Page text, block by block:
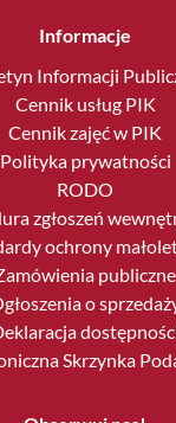
Informacje
Informacji
Cennik usług PIK
Cennik zajęć w PIK
Polityka prywatności
RODO
zgłoszeń
ochrony
publiczne
o
Skrzynka